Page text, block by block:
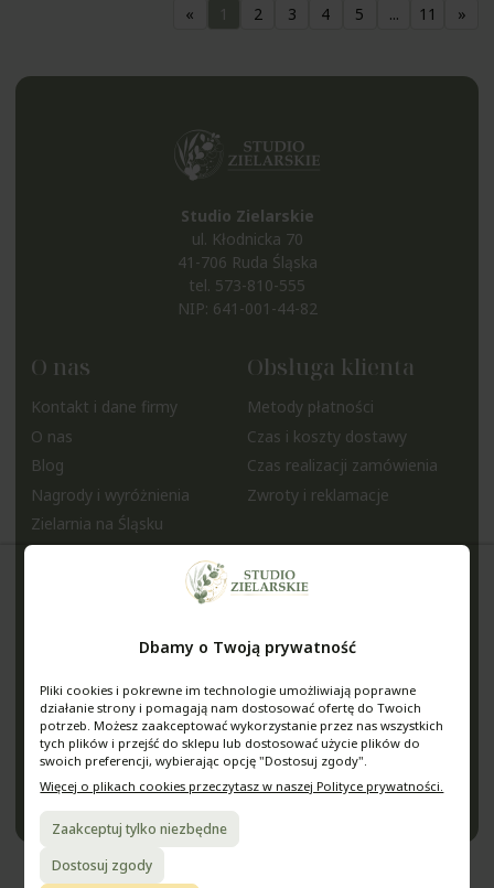
« 1 2 3 4 5 ... 11 »
Studio Zielarskie
ul. Kłodnicka 70
41-706 Ruda Śląska
tel. 573-810-555
NIP: 641-001-44-82
O nas
Kontakt i dane firmy
O nas
Blog
Nagrody i wyróżnienia
Zielarnia na Śląsku
Obsługa klienta
Metody płatności
Czas i koszty dostawy
Czas realizacji zamówienia
Zwroty i reklamacje
Pomoc
Pytania i odpowiedzi
Moje konto
Twoje zamówienia
Ulubione
Media
StudioZielarskie
@studiozielarskie
Dbamy o Twoją prywatność
Pliki cookies i pokrewne im technologie umożliwiają poprawne
działanie strony i pomagają nam dostosować ofertę do Twoich
potrzeb. Możesz zaakceptować wykorzystanie przez nas wszystkich
tych plików i przejść do sklepu lub dostosować użycie plików do
swoich preferencji, wybierając opcję "Dostosuj zgody".
Więcej o plikach cookies przeczytasz w naszej Polityce prywatności.
Zaakceptuj tylko niezbędne
Dostosuj zgody